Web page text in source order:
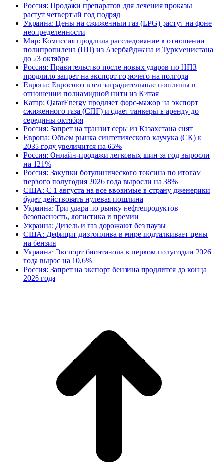
Россия: Продажи препаратов для лечения проказы
растут четвертый год подряд
Украина: Цены на сжиженный газ (LPG) растут на фоне
неопределенности
Мир: Комиссия продлила расследование в отношении
полипропилена (ПП) из Азербайджана и Туркменистана
до 23 октября
Россия: Правительство после новых ударов по НПЗ
продлило запрет на экспорт горючего на полгода
Европа: Евросоюз ввел заградительные пошлины в
отношении полиамидной нити из Китая
Катар: QatarEnergy продляет форс-мажор на экспорт
сжиженного газа (СПГ) и сдает танкеры в аренду до
середины октября
Россия: Запрет на транзит серы из Казахстана снят
Европа: Объем рынка синтетического каучука (СК) к
2035 году увеличится на 65%
Россия: Онлайн-продажи легковых шин за год выросли
на 121%
Россия: Закупки ботулинического токсина по итогам
первого полугодия 2026 года выросли на 38%
США: С 1 августа на все ввозимые в страну дженерики
будет действовать нулевая пошлина
Украина: Три удара по рынку нефтепродуктов –
безопасность, логистика и премии
Украина: Дизель и газ дорожают без паузы
США: Дефицит дизтоплива в мире подталкивает цены
на бензин
Украина: Экспорт биоэтанола в первом полугодии 2026
года вырос на 10,6%
Россия: Запрет на экспорт бензина продлится до конца
2026 года